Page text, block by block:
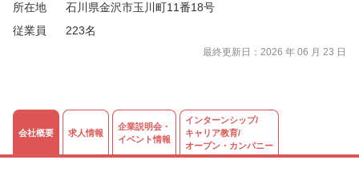
ログイン 会員登録
所在地
石川県金沢市玉川町11番18号
従業員
223名
最終更新日：2026 年 06 月 23 日
会社概要 求人情報
企業説明会・
イベント情報
インターンシップ/
キャリア教育/
オープン・カンパニー